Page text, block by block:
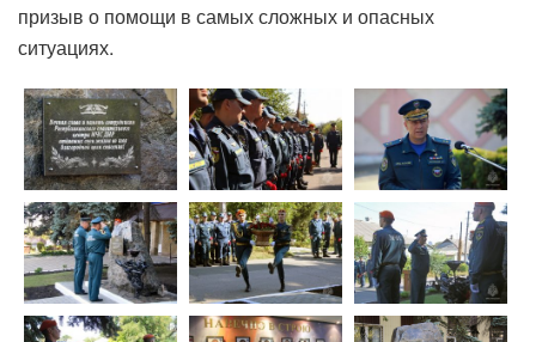
призыв о помощи в самых сложных и опасных
ситуациях.